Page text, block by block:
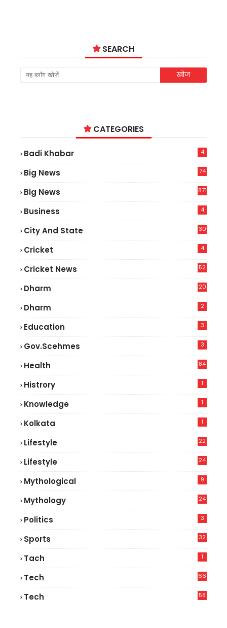
SEARCH
CATEGORIES
Badi Khabar 4
Big News
74
Big News 871
Business 4
City And State 30
Cricket 4
Cricket News
52
Dharm 20
Dharm 2
Education 3
Gov.scehmes 3
Health
84
Histrory 1
Knowledge 1
Kolkata 1
Lifestyle
22
Lifestyle
24
Mythological 9
Mythology 24
Politics 3
Sports 32
Tach 1
Tech
66
Tech
58